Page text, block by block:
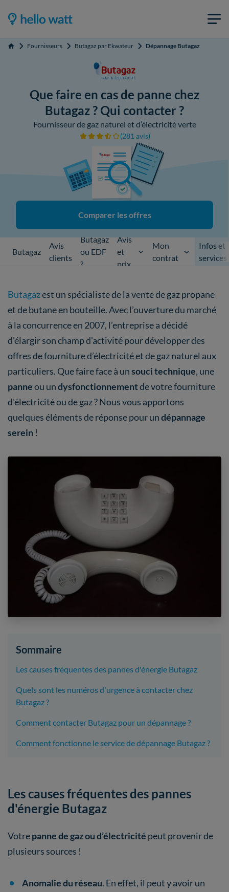
Accueil Fournisseurs Butagaz par Ekwateur Dépannage Butagaz
Que faire en cas de panne chez
Butagaz ? Qui contacter ?
Fournisseur de gaz naturel et d’électricité verte
(281 avis)
Comparer les offres
Butagaz
Avis
clients
Butagaz
ou EDF
?
Avis
et
prix
Mon
contrat
Infos et
services
Butagazest un spécialiste de la vente de gaz propane
et de butane en bouteille. Avec l’ouverture du marché
à la concurrence en 2007, l’entreprise a décidé
d’élargir son champ d’activité pour développer des
offres de fourniture d’électricité et de gaz naturel aux
particuliers. Que faire face à unsouci technique, une
panneou undysfonctionnementde votre fourniture
d'électricité ou de gaz ? Nous vous apportons
quelques éléments de réponse pour undépannage
serein !
Sommaire
Les causes fréquentes des pannes d'énergie Butagaz
Quels sont les numéros d'urgence à contacter chez
Butagaz ?
Comment contacter Butagaz pour un dépannage ?
Comment fonctionne le service de dépannage Butagaz ?
Les causes fréquentes des pannes
d'énergie Butagaz
Votrepanne de gaz ou d’électricité peut provenir de
plusieurs sources !
Anomalie du réseau. En effet, il peut y avoir un